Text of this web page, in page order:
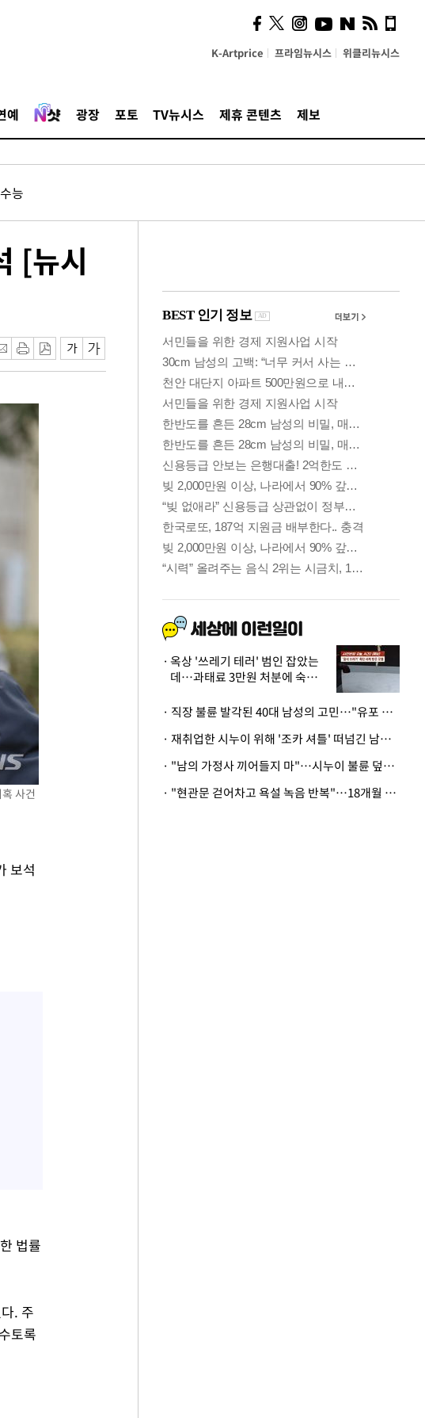
K-Artprice 프라임뉴시스 위클리뉴시스
예 광장 포토 TV뉴시스 제휴 콘텐츠 제보
수능
[뉴시
사건
보석
법률
. 주
토록
시, 스마트폰 액세서리에
NFC 더했다
옥상 '쓰레기 테러' 범인 잡았는
데…과태료 3만원 처분에 숙박업
· 직장 불륜 발각된 40대 남성의 고민…"유포 동료 명예훼손·협박죄 고소 가능할까"
· 재취업한 시누이 위해 '조카 셔틀' 떠넘긴 남편…아내 "난 못한다"
· "남의 가정사 끼어들지 마"…시누이 불륜 덮으려는 남편에 억울한 아내
· "현관문 걷어차고 욕설 녹음 반복"…18개월 아기 키우는 집 뒤흔든 '앞집의 비극'